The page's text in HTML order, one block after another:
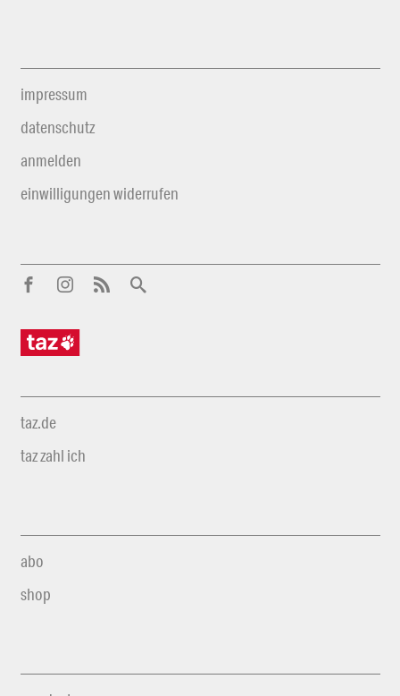
impressum
datenschutz
anmelden
einwilligungen widerrufen
taz.de
taz zahl ich
abo
shop